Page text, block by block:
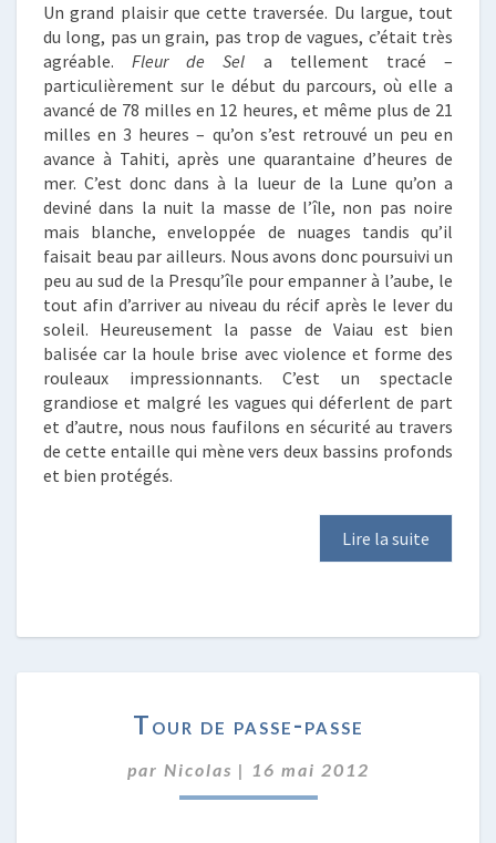
Un grand plaisir que cette traversée. Du largue, tout
du long, pas un grain, pas trop de vagues, c’était très
agréable.Fleur de Sel a tellement tracé –
particulièrement sur le début du parcours, où elle a
avancé de 78 milles en 12 heures, et même plus de 21
milles en 3 heures – qu’on s’est retrouvé un peu en
avance à Tahiti, après une quarantaine d’heures de
mer. C’est donc dans à la lueur de la Lune qu’on a
deviné dans la nuit la masse de l’île, non pas noire
mais blanche, enveloppée de nuages tandis qu’il
faisait beau par ailleurs. Nous avons donc poursuivi un
peu au sud de la Presqu’île pour empanner à l’aube, le
tout afin d’arriver au niveau du récif après le lever du
soleil. Heureusement la passe de Vaiau est bien
balisée car la houle brise avec violence et forme des
rouleaux impressionnants. C’est un spectacle
grandiose et malgré les vagues qui déferlent de part
et d’autre, nous nous faufilons en sécurité au travers
de cette entaille qui mène vers deux bassins profonds
et bien protégés.
Lire la suite
DE
PASSE
Tour de passe-passe
par Nicolas | 16 mai 2012